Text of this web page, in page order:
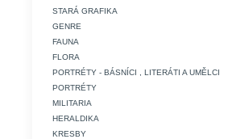
STARÁ GRAFIKA
GENRE
FAUNA
FLORA
PORTRÉTY - BÁSNÍCI , LITERÁTI A UMĚLCI
PORTRÉTY
MILITARIA
HERALDIKA
KRESBY